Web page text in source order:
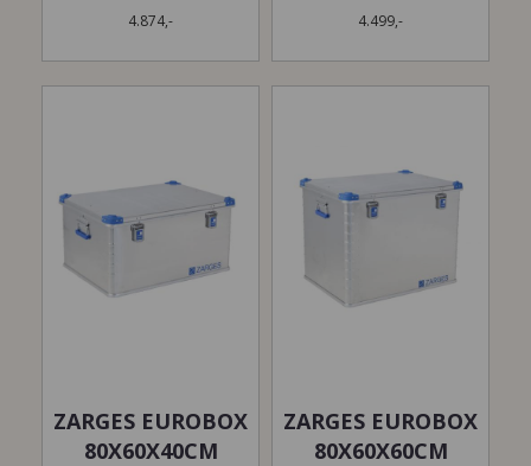
4.874,- 4.499,-
ZARGES EUROBOX
80X60X40CM
ZARGES EUROBOX
80X60X60CM